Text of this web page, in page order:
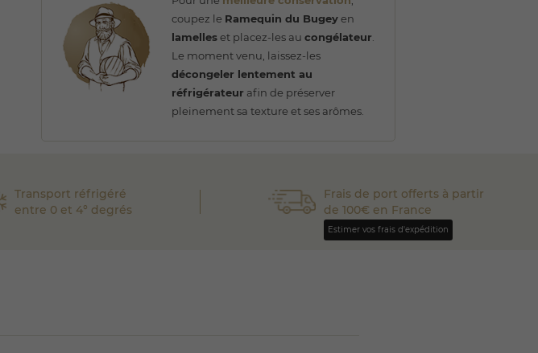
Transport réfrigéré
entre 0 et 4° degrés
Frais de port offerts à partir
de 100€ en France
Estimer vos frais d'expédition
coupez le Ramequin du Bugeyen
lamelleset placez-les au congélateur
Le moment venu, laissez-les
décongeler lentement au
réfrigérateur afin de préserver
pleinement sa texture et ses arômes.